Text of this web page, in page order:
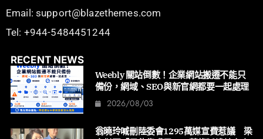
Email: support@blazethemes.com
Tel: +944-5484451244
RECENT NEWS
Weebly 關站倒數！企業網站搬遷不能只
備份，網域、SEO與新官網都要一起處理
2026/08/03
翁曉玲喊刪陸委會1295萬媒宣費惹議 梁